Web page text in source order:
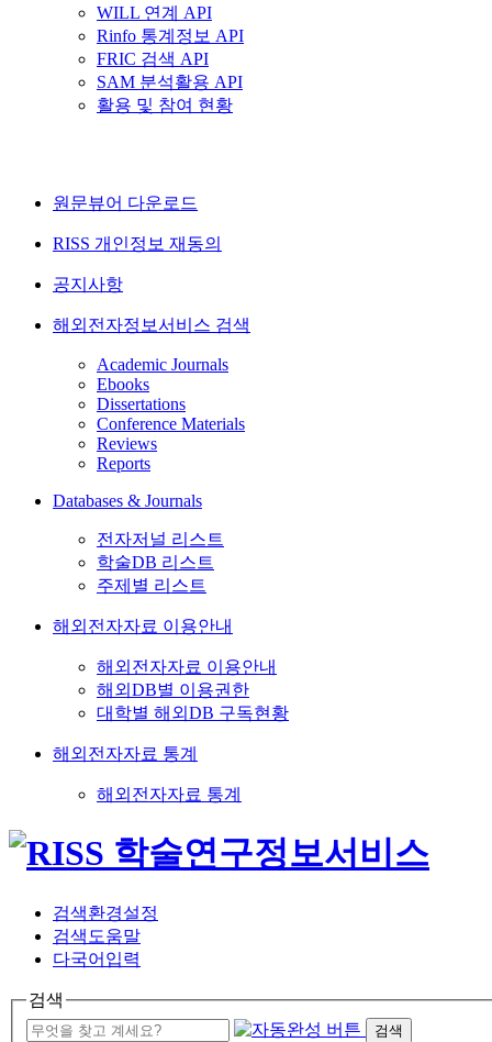
WILL 연계 API
Rinfo 통계정보 API
FRIC 검색 API
SAM 분석활용 API
활용 및 참여 현황
원문뷰어 다운로드
RISS 개인정보 재동의
공지사항
해외전자정보서비스 검색
Academic Journals
Ebooks
Dissertations
Conference Materials
Reviews
Reports
Databases & Journals
전자저널 리스트
학술DB 리스트
주제별 리스트
해외전자자료 이용안내
해외전자자료 이용안내
해외DB별 이용권한
대학별 해외DB 구독현황
해외전자자료 통계
해외전자자료 통계
검색환경설정
검색도움말
다국어입력
검색
검색